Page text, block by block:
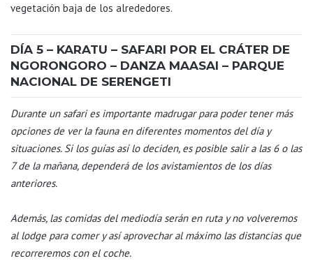
vegetación baja de los alrededores.
DÍA 5 – KARATU – SAFARI POR EL CRÁTER DE
NGORONGORO – DANZA MAASAI – PARQUE
NACIONAL DE SERENGETI
Durante un safari es importante madrugar para poder tener más
opciones de ver la fauna en diferentes momentos del día y
situaciones. Si los guías así lo deciden, es posible salir a las 6 o las
7 de la mañana, dependerá de los avistamientos de los días
anteriores.
Además, las comidas del mediodía serán en ruta y no volveremos
al lodge para comer y así aprovechar al máximo las distancias que
recorreremos con el coche.